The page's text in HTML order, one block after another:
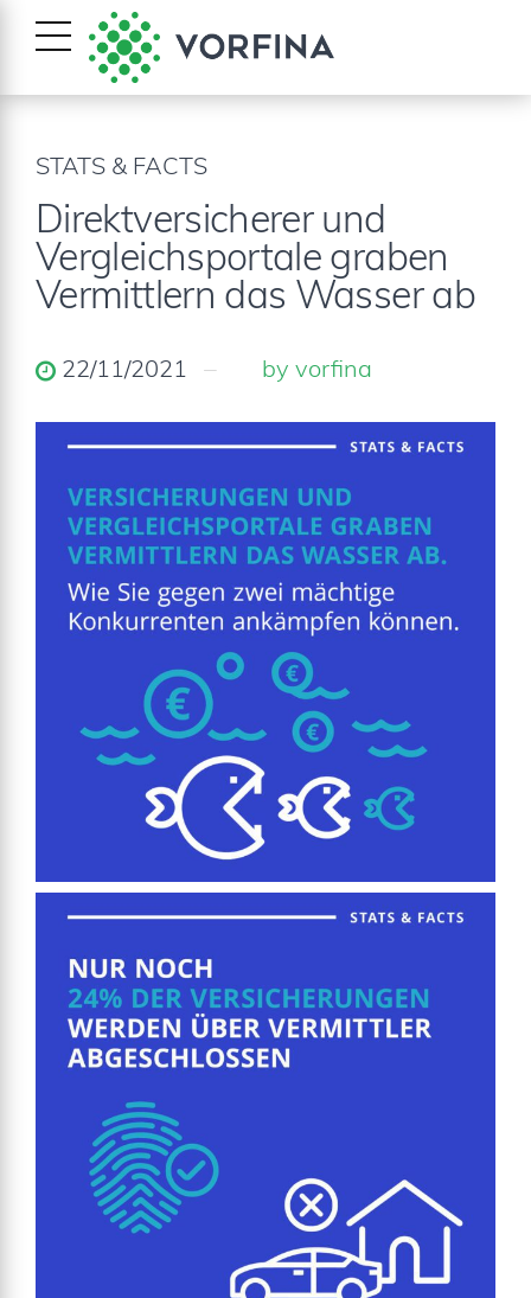
STATS & FACTS
Direktversicherer und
Vergleichsportale graben
Vermittlern das Wasser ab
22/11/2021 by vorfina